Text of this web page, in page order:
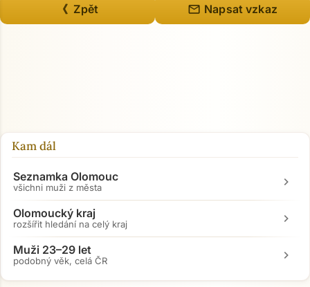
《 Zpět mail Napsat vzkaz
Kam dál
Seznamka Olomouc
všichni muži z města chevron_right
Olomoucký kraj
rozšířit hledání na celý kraj chevron_right
Muži 23–29 let
podobný věk, celá ČR chevron_right